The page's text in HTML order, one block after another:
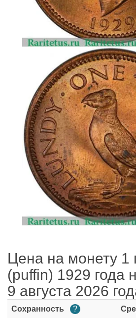
Цена на монету
(puffin) 1929 года
9 августа 2026
Сохранность ?